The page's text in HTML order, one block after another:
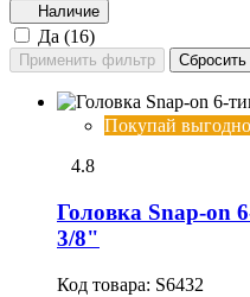
Наличие
Да (16)
Покупай выгодно
4.8
Головка Snap-on
3/8"
Код товара: S6432